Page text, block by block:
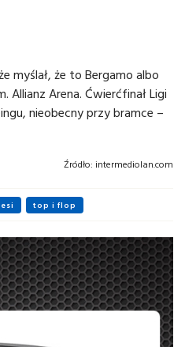
myślał, że to Bergamo albo
Allianz Arena. Ćwierćfinał Ligi
nieobecny przy bramce –
Źródło: intermediolan.com
top i flop